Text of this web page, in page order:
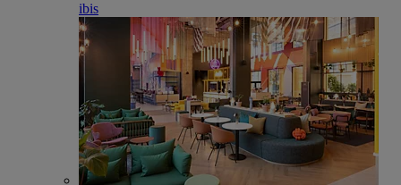
ibis